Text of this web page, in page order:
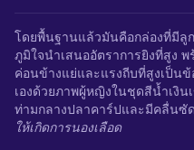
โดยพื้นฐานแล้วมันคือกล่องที่มีลู
ภูมิใจนำเสนออัตราการยิงที่สูง
ค่อนข้างแย่และแรงถีบที่สูงเป็น
เองด้วยภาพผู้หญิงในชุดสีน้ำเงิ
ท่ามกลางปลาคาร์ปและมีคลื่นซั
ให้เกิดการนองเลือด